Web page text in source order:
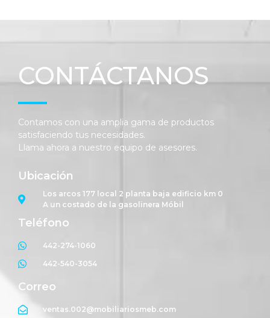
CONTÁCTANOS
Contamos con una amplia gama de productos
satisfaciendo tus necesidades.
Llama ahora a nuestro equipo de asesores.
Ubicación
Los arcos 177 local 2 planta baja edificio km 0
A un costado de la gasolinera Móbil
Teléfono
442-274-1060
442-540-3054
Correo
ventas.002@mobiliariosmeb.com